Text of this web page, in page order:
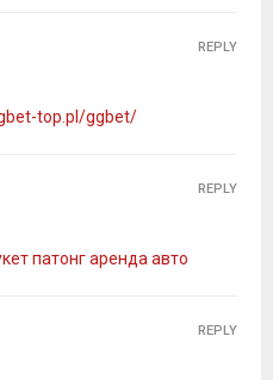
top.pl/ggbet/
REPLY
патонг аренда авто
REPLY
REPLY